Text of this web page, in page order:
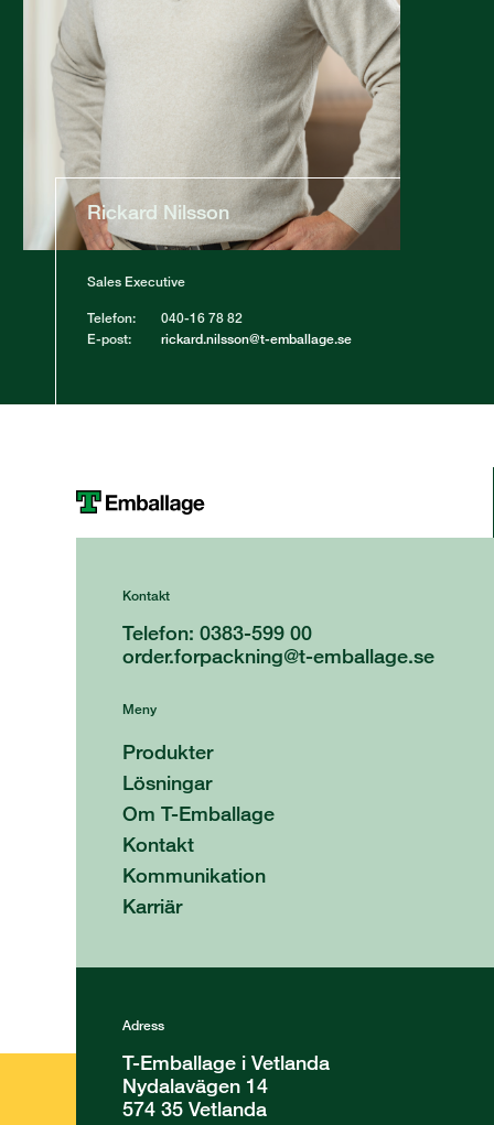
Rickard Nilsson
Sales Executive
Telefon:
040-16 78 82
E-post:
rickard.nilsson@t-emballage.se
Kontakt
Telefon: 0383-599 00
order.forpackning@t-emballage.se
Meny
Produkter
Lösningar
Om T-Emballage
Kontakt
Kommunikation
Karriär
Adress
T-Emballage i Vetlanda
Nydalavägen 14
574 35 Vetlanda